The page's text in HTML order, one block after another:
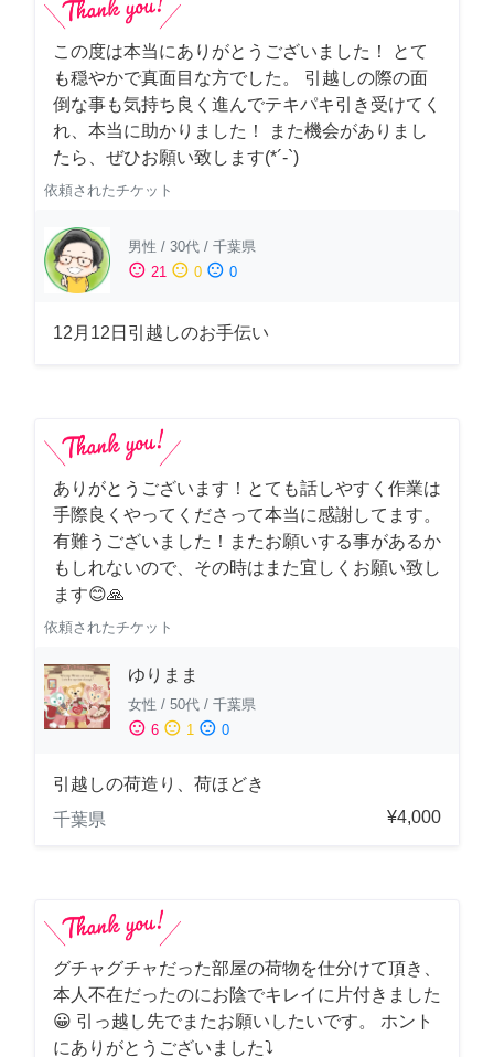
この度は本当にありがとうございました！ とて
も穏やかで真面目な方でした。 引越しの際の面
倒な事も気持ち良く進んでテキパキ引き受けてく
れ、本当に助かりました！ また機会がありまし
たら、ぜひお願い致します(*´-`)
依頼されたチケット
男性 / 30代 / 千葉県
sentiment_satisfied 21 sentiment_neutral 0 sentiment_dissatisfied 0
12月12日引越しのお手伝い
ありがとうございます！とても話しやすく作業は
手際良くやってくださって本当に感謝してます。
有難うございました！またお願いする事があるか
もしれないので、その時はまた宜しくお願い致し
ます😊🙏
依頼されたチケット
ゆりまま
女性 / 50代 / 千葉県
sentiment_satisfied 6 sentiment_neutral 1 sentiment_dissatisfied 0
引越しの荷造り、荷ほどき
千葉県
¥4,000
グチャグチャだった部屋の荷物を仕分けて頂き、
本人不在だったのにお陰でキレイに片付きました
😀 引っ越し先でまたお願いしたいです。 ホント
にありがとうございました⤵